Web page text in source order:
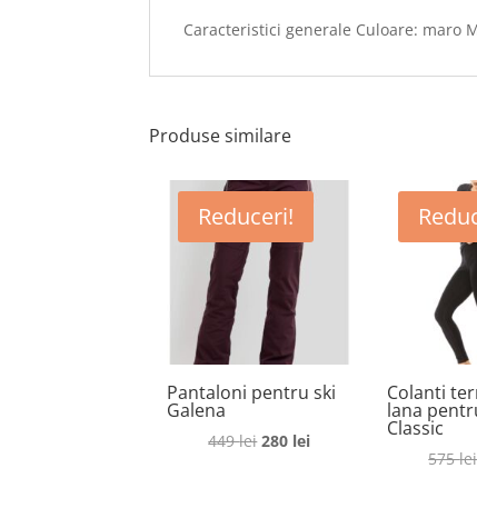
Caracteristici generale Culoare: maro
Produse similare
Reduceri!
Pantaloni pentru ski
Galena
449leiPrețul
280 leiPrețul
Colanti
lana
Classic
575lei